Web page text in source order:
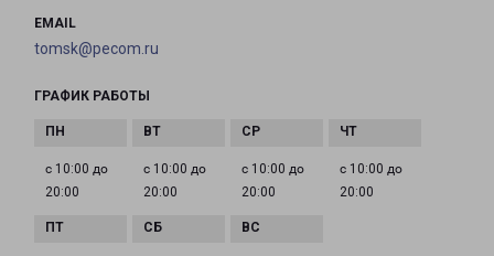
EMAIL
tomsk@pecom.ru
ГРАФИК РАБОТЫ
с 10:00 до
20:00
с 10:00 до
20:00
с 10:00 до
20:00
с 10:00 до
20:00